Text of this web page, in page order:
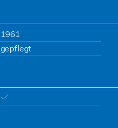
1961
gepflegt